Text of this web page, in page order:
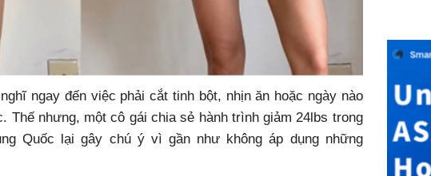
ngay đến việc phải cắt tinh bột, nhịn ăn hoặc ngày nào
Thế nhưng, một cô gái chia sẻ hành trình giảm 24lbs trong
Quốc lại gây chú ý vì gần như không áp dụng những